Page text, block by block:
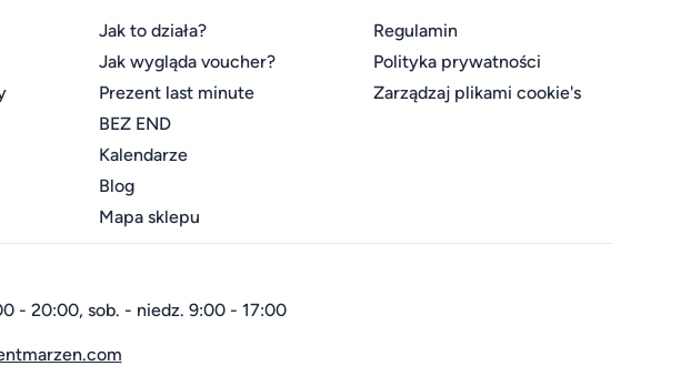
Jak to działa?
Jak wygląda voucher?
Prezent last minute
BEZ END
Kalendarze
Blog
Mapa sklepu
Regulamin
Polityka prywatności
Zarządzaj plikami cookie's
- 20:00, sob. - niedz. 9:00 - 17:00